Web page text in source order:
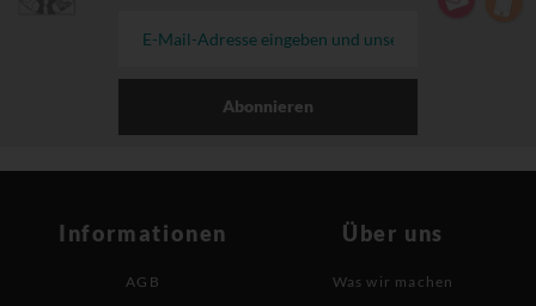
Abonnieren
Informationen
AGB
Über uns
Was wir machen